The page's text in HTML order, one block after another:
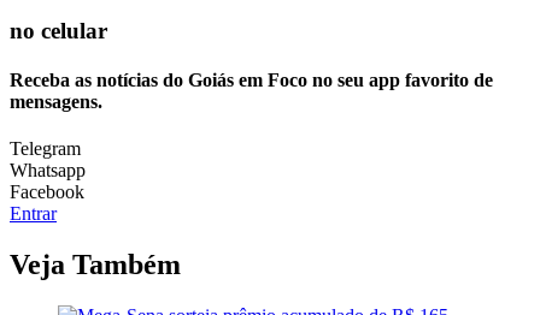
no celular
Receba as notícias do Goiás em Foco no seu app favorito de
mensagens.
Telegram
Whatsapp
Facebook
Entrar
Veja Também